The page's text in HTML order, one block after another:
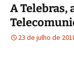
A Telebras,
23 de julho de